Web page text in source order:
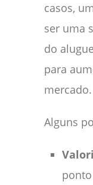
casos,
ser uma
do
para
mercado.
Alguns